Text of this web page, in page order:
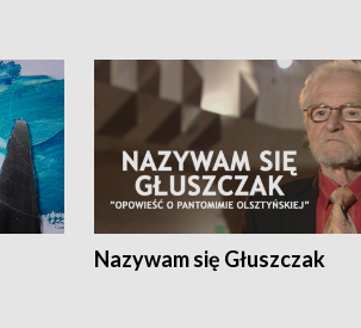
Nazywam się Głuszczak